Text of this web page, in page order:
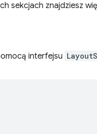
sekcjach znajdziesz
interfejsu